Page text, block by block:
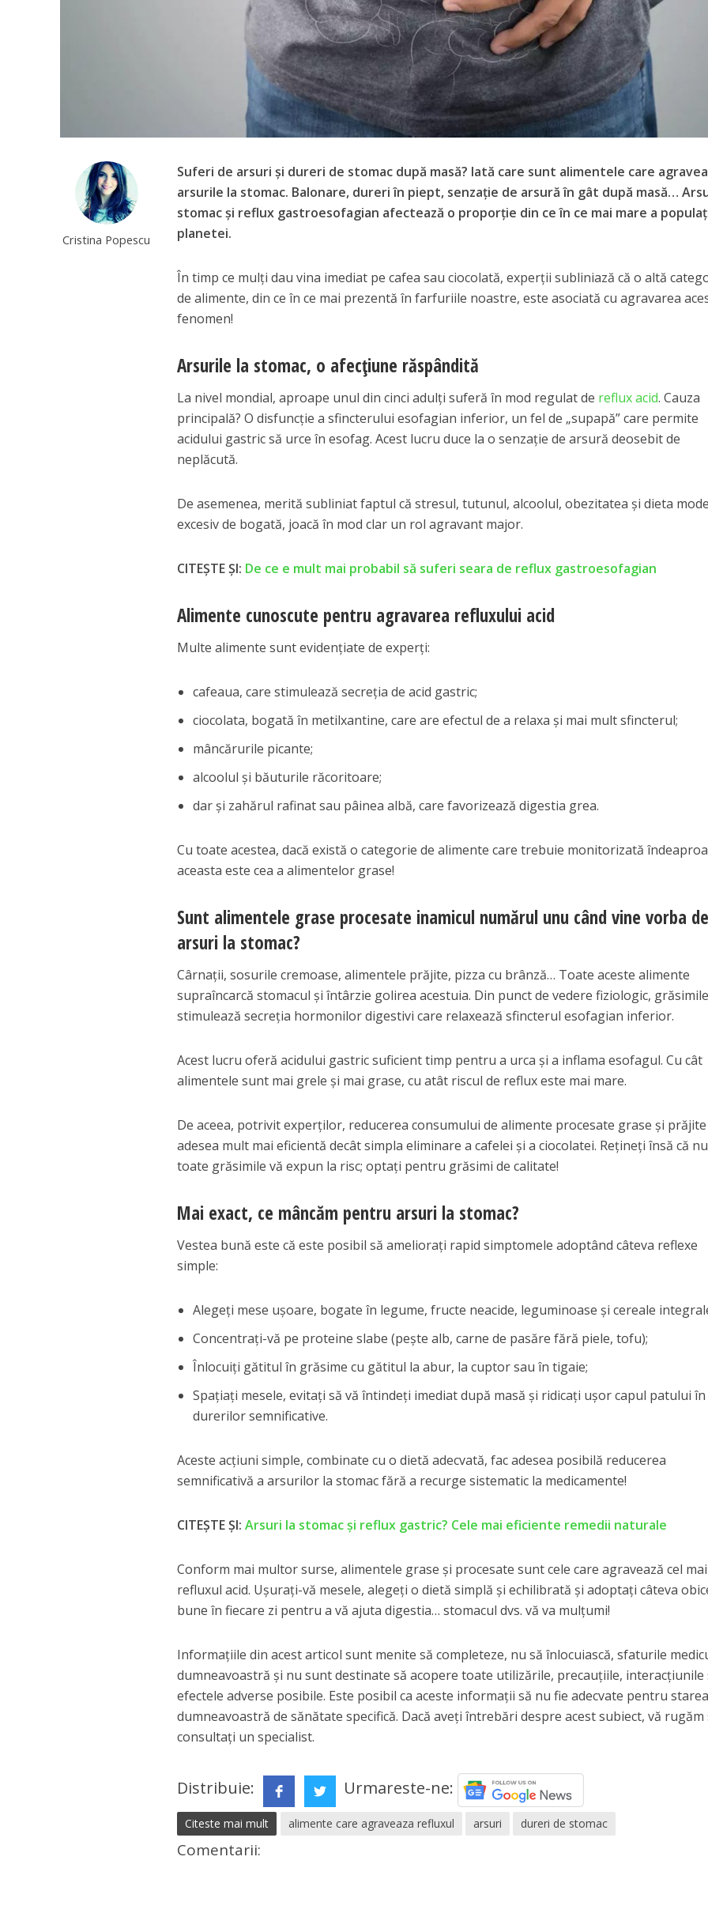
Cristina Popescu
Suferi de arsuri și dureri de stomac după masă? Iată care sunt alimentele care
arsurile la stomac. Balonare, dureri în piept, senzație de arsură în gât după masă…
stomac și reflux gastroesofagian afectează o proporție din ce în ce mai mare a
planetei.
În timp ce mulți dau vina imediat pe cafea sau ciocolată, experții subliniază că o altă
de alimente, din ce în ce mai prezentă în farfuriile noastre, este asociată cu agravarea
fenomen!
Arsurile la stomac, o afecțiune răspândită
La nivel mondial, aproape unul din cinci adulți suferă în mod regulat de reflux acid. Cauza
principală? O disfuncție a sfincterului esofagian inferior, un fel de „supapă” care permite
acidului gastric să urce în esofag. Acest lucru duce la o senzație de arsură deosebit de
neplăcută.
De asemenea, merită subliniat faptul că stresul, tutunul, alcoolul, obezitatea și dieta
excesiv de bogată, joacă în mod clar un rol agravant major.
CITEȘTE ȘI: De ce e mult mai probabil să suferi seara de reflux gastroesofagian
Alimente cunoscute pentru agravarea refluxului acid
Multe alimente sunt evidențiate de experți:
cafeaua, care stimulează secreția de acid gastric;
ciocolata, bogată în metilxantine, care are efectul de a relaxa și mai mult sfincterul;
mâncărurile picante;
alcoolul și băuturile răcoritoare;
dar și zahărul rafinat sau pâinea albă, care favorizează digestia grea.
Cu toate acestea, dacă există o categorie de alimente care trebuie monitorizată
aceasta este cea a alimentelor grase!
Sunt alimentele grase procesate inamicul numărul unu când vine vorba de
arsuri la stomac?
Cârnații, sosurile cremoase, alimentele prăjite, pizza cu brânză… Toate aceste alimente
supraîncarcă stomacul și întârzie golirea acestuia. Din punct de vedere fiziologic, grăsimile
stimulează secreția hormonilor digestivi care relaxează sfincterul esofagian inferior.
Acest lucru oferă acidului gastric suficient timp pentru a urca și a inflama esofagul. Cu cât
alimentele sunt mai grele și mai grase, cu atât riscul de reflux este mai mare.
De aceea, potrivit experților, reducerea consumului de alimente procesate grase și
adesea mult mai eficientă decât simpla eliminare a cafelei și a ciocolatei. Rețineți însă că nu
toate grăsimile vă expun la risc; optați pentru grăsimi de calitate!
Mai exact, ce mâncăm pentru arsuri la stomac?
Vestea bună este că este posibil să ameliorați rapid simptomele adoptând câteva reflexe
simple:
Alegeți mese ușoare, bogate în legume, fructe neacide, leguminoase și cereale
Concentrați-vă pe proteine slabe (pește alb, carne de pasăre fără piele, tofu);
Înlocuiți gătitul în grăsime cu gătitul la abur, la cuptor sau în tigaie;
Spațiați mesele, evitați să vă întindeți imediat după masă și ridicați ușor capul patului în
durerilor semnificative.
Aceste acțiuni simple, combinate cu o dietă adecvată, fac adesea posibilă reducerea
semnificativă a arsurilor la stomac fără a recurge sistematic la medicamente!
CITEȘTE ȘI:Arsuri la stomac și reflux gastric? Cele mai eficiente remedii naturale
Conform mai multor surse, alimentele grase și procesate sunt cele care agravează cel
refluxul acid. Ușurați-vă mesele, alegeți o dietă simplă și echilibrată și adoptați câteva
bune în fiecare zi pentru a vă ajuta digestia… stomacul dvs. vă va mulțumi!
Informațiile din acest articol sunt menite să completeze, nu să înlocuiască, sfaturile
dumneavoastră și nu sunt destinate să acopere toate utilizările, precauțiile, interacțiunile
efectele adverse posibile. Este posibil ca aceste informații să nu fie adecvate pentru starea
dumneavoastră de sănătate specifică. Dacă aveți întrebări despre acest subiect, vă rugăm
consultați un specialist.
Distribuie: Urmareste-ne:
Citeste mai mult alimente care agraveaza refluxul arsuri dureri de stomac
Comentarii: